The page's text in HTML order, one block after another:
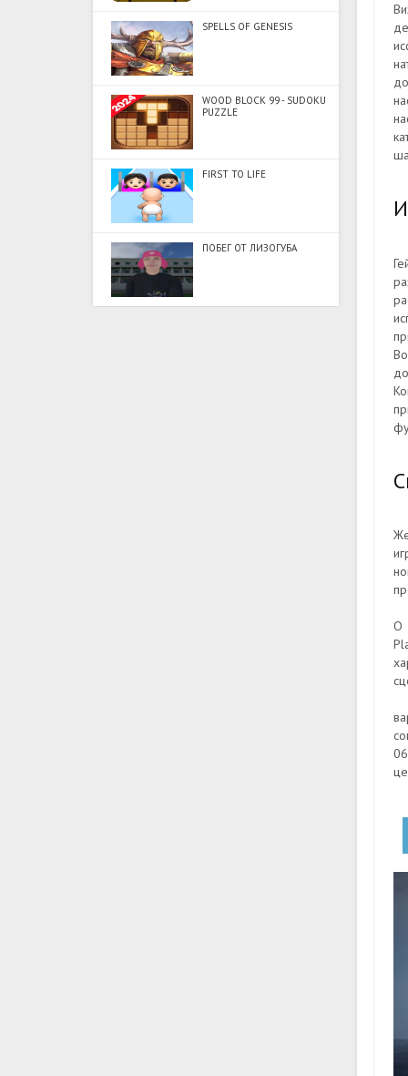
SPELLS OF GENESIS
WOOD BLOCK 99 - SUDOKU
PUZZLE
FIRST TO LIFE
ПОБЕГ ОТ ЛИЗОГУБА
О